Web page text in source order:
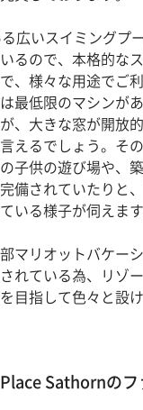
広いスイミングプ
るので、本格的な
、様々な用途でご
最低限のマシンが
、大きな窓が開放
えるでしょう。そ
子供の遊び場や、
備されていたりと
いる様子が伺えます
マリオットバケー
れている為、リゾ
目指して色々と設
Sathornのフ